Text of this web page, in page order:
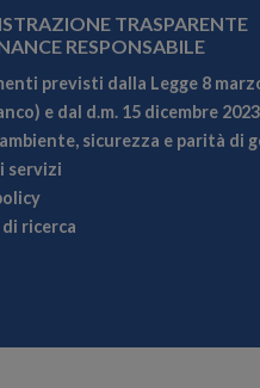
TRASPARENTE
RESPONSABILE
previsti dalla Legge 8
e dal d.m. 15 dicembre
sicurezza e parità di
servizi
ricerca